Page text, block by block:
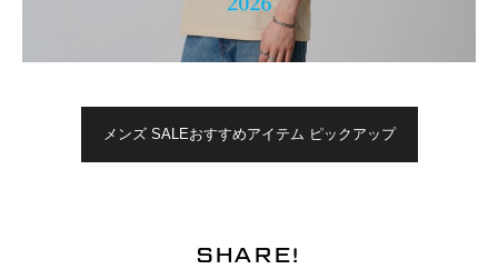
メンズ SALEおすすめアイテム ピックアップ
SHARE!